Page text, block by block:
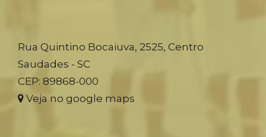
Rua Quintino Bocaiuva, 2525, Centro
Saudades - SC
CEP: 89868-000
Veja no google maps